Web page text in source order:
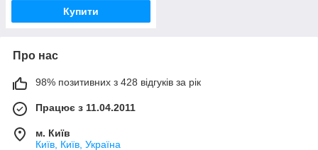
Купити
Про нас
98% позитивних з 428 відгуків за рік
Працює з 11.04.2011
м. Київ
Київ, Київ, Україна